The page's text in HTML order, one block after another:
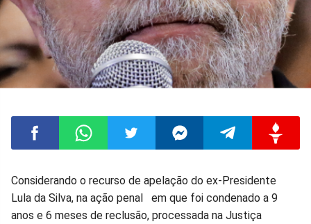
Compartilhar
no
Compartilhar
no
Compartilhar
no
Compartilhar
no
Compartilhar
no
Considerando o recurso de apelação do ex-Presidente
Lula da Silva, na ação penal em que foi condenado a 9
anos e 6 meses de reclusão, processada na Justiça